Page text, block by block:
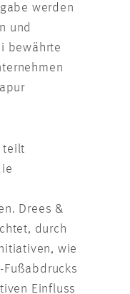
werden
und
bewährte
teilt
Drees &
durch
wie
Fußabdrucks
Einfluss